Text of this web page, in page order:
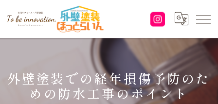
外壁塗装での経年損傷予防のた
めの防水工事のポイント